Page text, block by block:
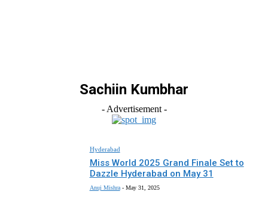
Sachiin Kumbhar
- Advertisement -
Hyderabad
Miss World 2025 Grand Finale Set to
Dazzle Hyderabad on May 31
Anuj Mishra - May 31, 2025